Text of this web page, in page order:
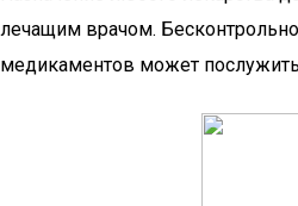
лечащим врачом.
медикаментов может